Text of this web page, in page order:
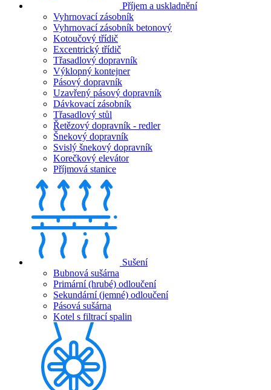
Příjem a uskladnění
Vyhrnovací zásobník
Vyhrnovací zásobník betonový
Kotoučový třídič
Excentrický třídič
Třasadlový dopravník
Výklopný kontejner
Pásový dopravník
Uzavřený pásový dopravník
Dávkovací zásobník
Třasadlový stůl
Řetězový dopravník - redler
Šnekový dopravník
Svislý šnekový dopravník
Korečkový elevátor
Příjmová stanice
Sušení
Bubnová sušárna
Primární (hrubé) odloučení
Sekundární (jemné) odloučení
Pásová sušárna
Kotel s filtrací spalin